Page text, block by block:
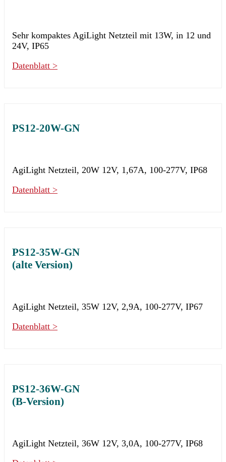
Sehr kompaktes AgiLight Netzteil mit 13W, in 12 und
24V, IP65
Datenblatt >
PS12-20W-GN
AgiLight Netzteil, 20W 12V, 1,67A, 100-277V, IP68
Datenblatt >
PS12-35W-GN
(alte Version)
AgiLight Netzteil, 35W 12V, 2,9A, 100-277V, IP67
Datenblatt >
PS12-36W-GN
(B-Version)
AgiLight Netzteil, 36W 12V, 3,0A, 100-277V, IP68